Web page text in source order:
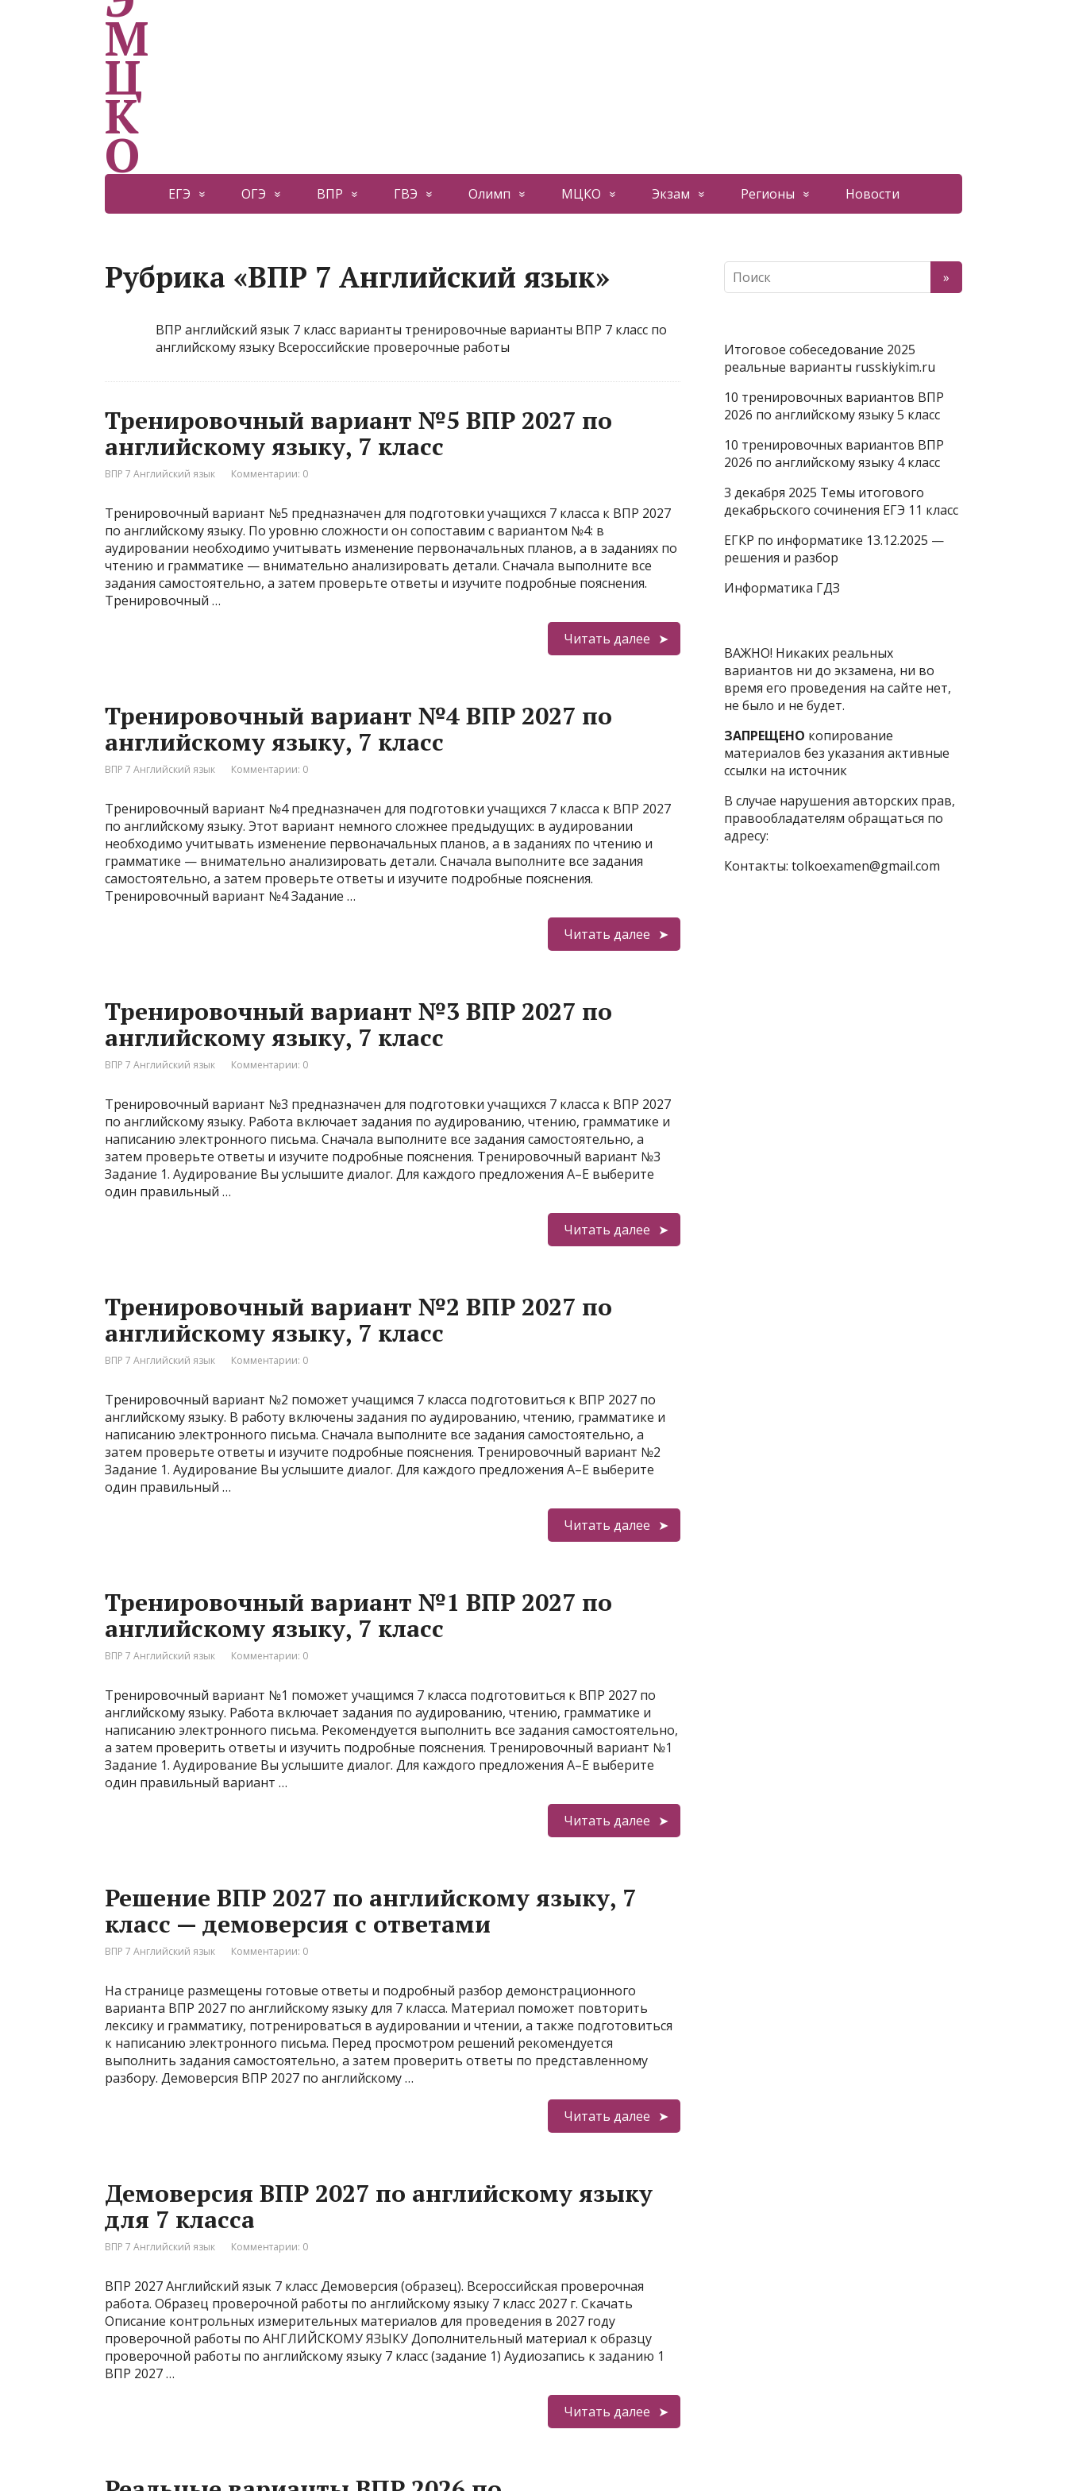
ЕГЭ ОГЭ ВПР ГВЭ Олимп МЦКО Экзам Регионы Новости
Рубрика «ВПР 7 Английский язык»
ВПР английский язык 7 класс варианты тренировочные варианты ВПР 7 класс по
английскому языку Всероссийские проверочные работы
Тренировочный вариант №5 ВПР 2027 по
английскому языку, 7 класс
ВПР 7 Английский язык Комментарии: 0
Тренировочный вариант №5 предназначен для подготовки учащихся 7 класса к ВПР 2027
по английскому языку. По уровню сложности он сопоставим с вариантом №4: в
аудировании необходимо учитывать изменение первоначальных планов, а в заданиях по
чтению и грамматике — внимательно анализировать детали. Сначала выполните все
задания самостоятельно, а затем проверьте ответы и изучите подробные пояснения.
Тренировочный …
Читать далее
Тренировочный вариант №4 ВПР 2027 по
английскому языку, 7 класс
ВПР 7 Английский язык Комментарии: 0
Тренировочный вариант №4 предназначен для подготовки учащихся 7 класса к ВПР 2027
по английскому языку. Этот вариант немного сложнее предыдущих: в аудировании
необходимо учитывать изменение первоначальных планов, а в заданиях по чтению и
грамматике — внимательно анализировать детали. Сначала выполните все задания
самостоятельно, а затем проверьте ответы и изучите подробные пояснения.
Тренировочный вариант №4 Задание …
Читать далее
Тренировочный вариант №3 ВПР 2027 по
английскому языку, 7 класс
ВПР 7 Английский язык Комментарии: 0
Тренировочный вариант №3 предназначен для подготовки учащихся 7 класса к ВПР 2027
по английскому языку. Работа включает задания по аудированию, чтению, грамматике и
написанию электронного письма. Сначала выполните все задания самостоятельно, а
затем проверьте ответы и изучите подробные пояснения. Тренировочный вариант №3
Задание 1. Аудирование Вы услышите диалог. Для каждого предложения A–E выберите
один правильный …
Читать далее
Тренировочный вариант №2 ВПР 2027 по
английскому языку, 7 класс
ВПР 7 Английский язык Комментарии: 0
Тренировочный вариант №2 поможет учащимся 7 класса подготовиться к ВПР 2027 по
английскому языку. В работу включены задания по аудированию, чтению, грамматике и
написанию электронного письма. Сначала выполните все задания самостоятельно, а
затем проверьте ответы и изучите подробные пояснения. Тренировочный вариант №2
Задание 1. Аудирование Вы услышите диалог. Для каждого предложения A–E выберите
один правильный …
Читать далее
Тренировочный вариант №1 ВПР 2027 по
английскому языку, 7 класс
ВПР 7 Английский язык Комментарии: 0
Тренировочный вариант №1 поможет учащимся 7 класса подготовиться к ВПР 2027 по
английскому языку. Работа включает задания по аудированию, чтению, грамматике и
написанию электронного письма. Рекомендуется выполнить все задания самостоятельно,
а затем проверить ответы и изучить подробные пояснения. Тренировочный вариант №1
Задание 1. Аудирование Вы услышите диалог. Для каждого предложения A–E выберите
один правильный вариант …
Читать далее
Решение ВПР 2027 по английскому языку, 7
класс — демоверсия с ответами
ВПР 7 Английский язык Комментарии: 0
На странице размещены готовые ответы и подробный разбор демонстрационного
варианта ВПР 2027 по английскому языку для 7 класса. Материал поможет повторить
лексику и грамматику, потренироваться в аудировании и чтении, а также подготовиться
к написанию электронного письма. Перед просмотром решений рекомендуется
выполнить задания самостоятельно, а затем проверить ответы по представленному
разбору. Демоверсия ВПР 2027 по английскому …
Читать далее
Демоверсия ВПР 2027 по английскому языку
для 7 класса
ВПР 7 Английский язык Комментарии: 0
ВПР 2027 Английский язык 7 класс Демоверсия (образец). Всероссийская проверочная
работа. Образец проверочной работы по английскому языку 7 класс 2027 г. Скачать
Описание контрольных измерительных материалов для проведения в 2027 году
проверочной работы по АНГЛИЙСКОМУ ЯЗЫКУ Дополнительный материал к образцу
проверочной работы по английскому языку 7 класс (задание 1) Аудиозапись к заданию 1
ВПР 2027 …
Читать далее
Итоговое собеседование 2025
реальные варианты russkiykim.ru
10 тренировочных вариантов ВПР
2026 по английскому языку 5 класс
10 тренировочных вариантов ВПР
2026 по английскому языку 4 класс
3 декабря 2025 Темы итогового
декабрьского сочинения ЕГЭ 11 класс
ЕГКР по информатике 13.12.2025 —
решения и разбор
Информатика ГДЗ
ВАЖНО! Никаких реальных
вариантов ни до экзамена, ни во
время его проведения на сайте нет,
не было и не будет.
ЗАПРЕЩЕНО копирование
материалов без указания активные
ссылки на источник
В случае нарушения авторских прав,
правообладателям обращаться по
адресу:
Контакты: tolkoexamen@gmail.com